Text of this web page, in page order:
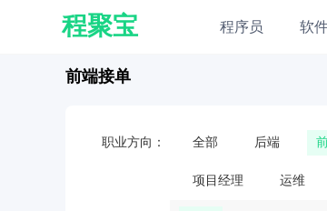
程聚宝 程序员 软
前端接单
职业方向： 全部 后端
项目经理 运维